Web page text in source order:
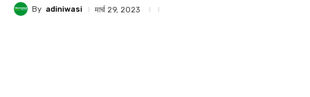
By adiniwasi मार्च 29, 2023